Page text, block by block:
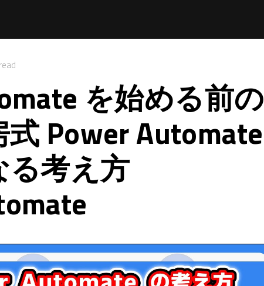
を始める前の
Power Automate
る考え方